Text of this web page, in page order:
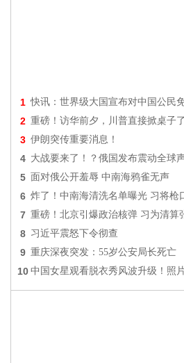
1 快讯：世界级大国宣布对中国公民
2 重磅！访华前夕，川普直接掀桌子了
3 伊朗突传重要消息！
4 大战要来了！？俄国发布震动全球
5 面对俄公开羞辱 中南海鸦雀无声
6 炸了！中南海清洗名单曝光 习将枪
7 重磅！北京引爆政治核弹 习为清算
8 习近平震怒下令彻查
9 重庆深夜突发：55岁公安局长死亡
10 中国女星观看脱衣秀风波升级！照